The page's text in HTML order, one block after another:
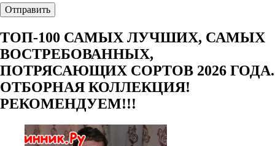
ТОП-100 САМЫХ ЛУЧШИХ, САМЫХ
ВОСТРЕБОВАННЫХ,
ПОТРЯСАЮЩИХ СОРТОВ 2026 ГОДА.
ОТБОРНАЯ КОЛЛЕКЦИЯ!
РЕКОМЕНДУЕМ!!!